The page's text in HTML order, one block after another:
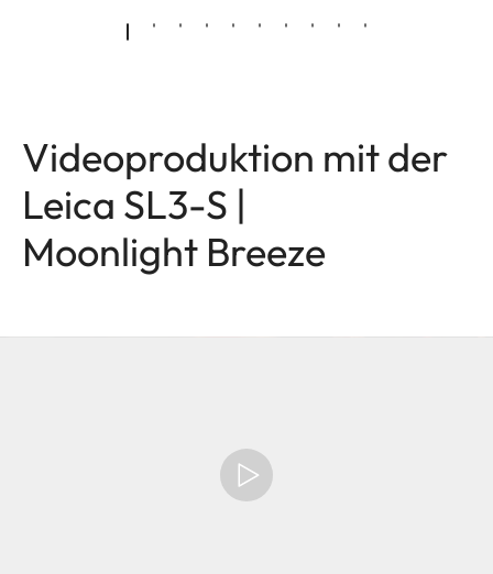
Videoproduktion mit der
Leica SL3-S |
Moonlight Breeze